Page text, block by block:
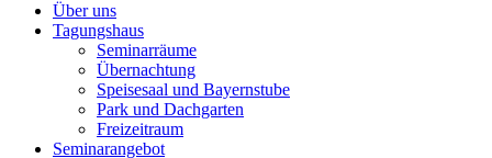
Über uns
Tagungshaus
Seminarräume
Übernachtung
Speisesaal und Bayernstube
Park und Dachgarten
Freizeitraum
Seminarangebot